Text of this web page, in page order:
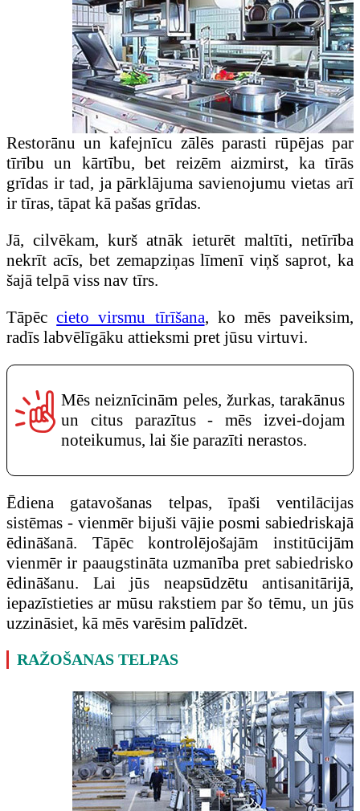
Restorānu un kafejnīcu zālēs parasti rūpējas par
tīrību un kārtību, bet reizēm aizmirst, ka tīrās
grīdas ir tad, ja pārklājuma savienojumu vietas arī
ir tīras, tāpat kā pašas grīdas.
Jā, cilvēkam, kurš atnāk ieturēt maltīti, netīrība
nekrīt acīs, bet zemapziņas līmenī viņš saprot, ka
šajā telpā viss nav tīrs.
Tāpēccieto virsmu tīrīšana, ko mēs paveiksim,
radīs labvēlīgāku attieksmi pret jūsu virtuvi.
Mēs neiznīcinām peles, žurkas, tarakānus
un citus parazītus - mēs izvei-dojam
noteikumus, lai šie parazīti nerastos.
Ēdiena gatavošanas telpas, īpaši ventilācijas
sistēmas - vienmēr bijuši vājie posmi sabiedriskajā
ēdināšanā. Tāpēc kontrolējošajām institūcijām
vienmēr ir paaugstināta uzmanība pret sabiedrisko
ēdināšanu. Lai jūs neapsūdzētu antisanitārijā,
iepazīstieties ar mūsu rakstiem par šo tēmu, un jūs
uzzināsiet, kā mēs varēsim palīdzēt.
RAŽOŠANAS TELPAS